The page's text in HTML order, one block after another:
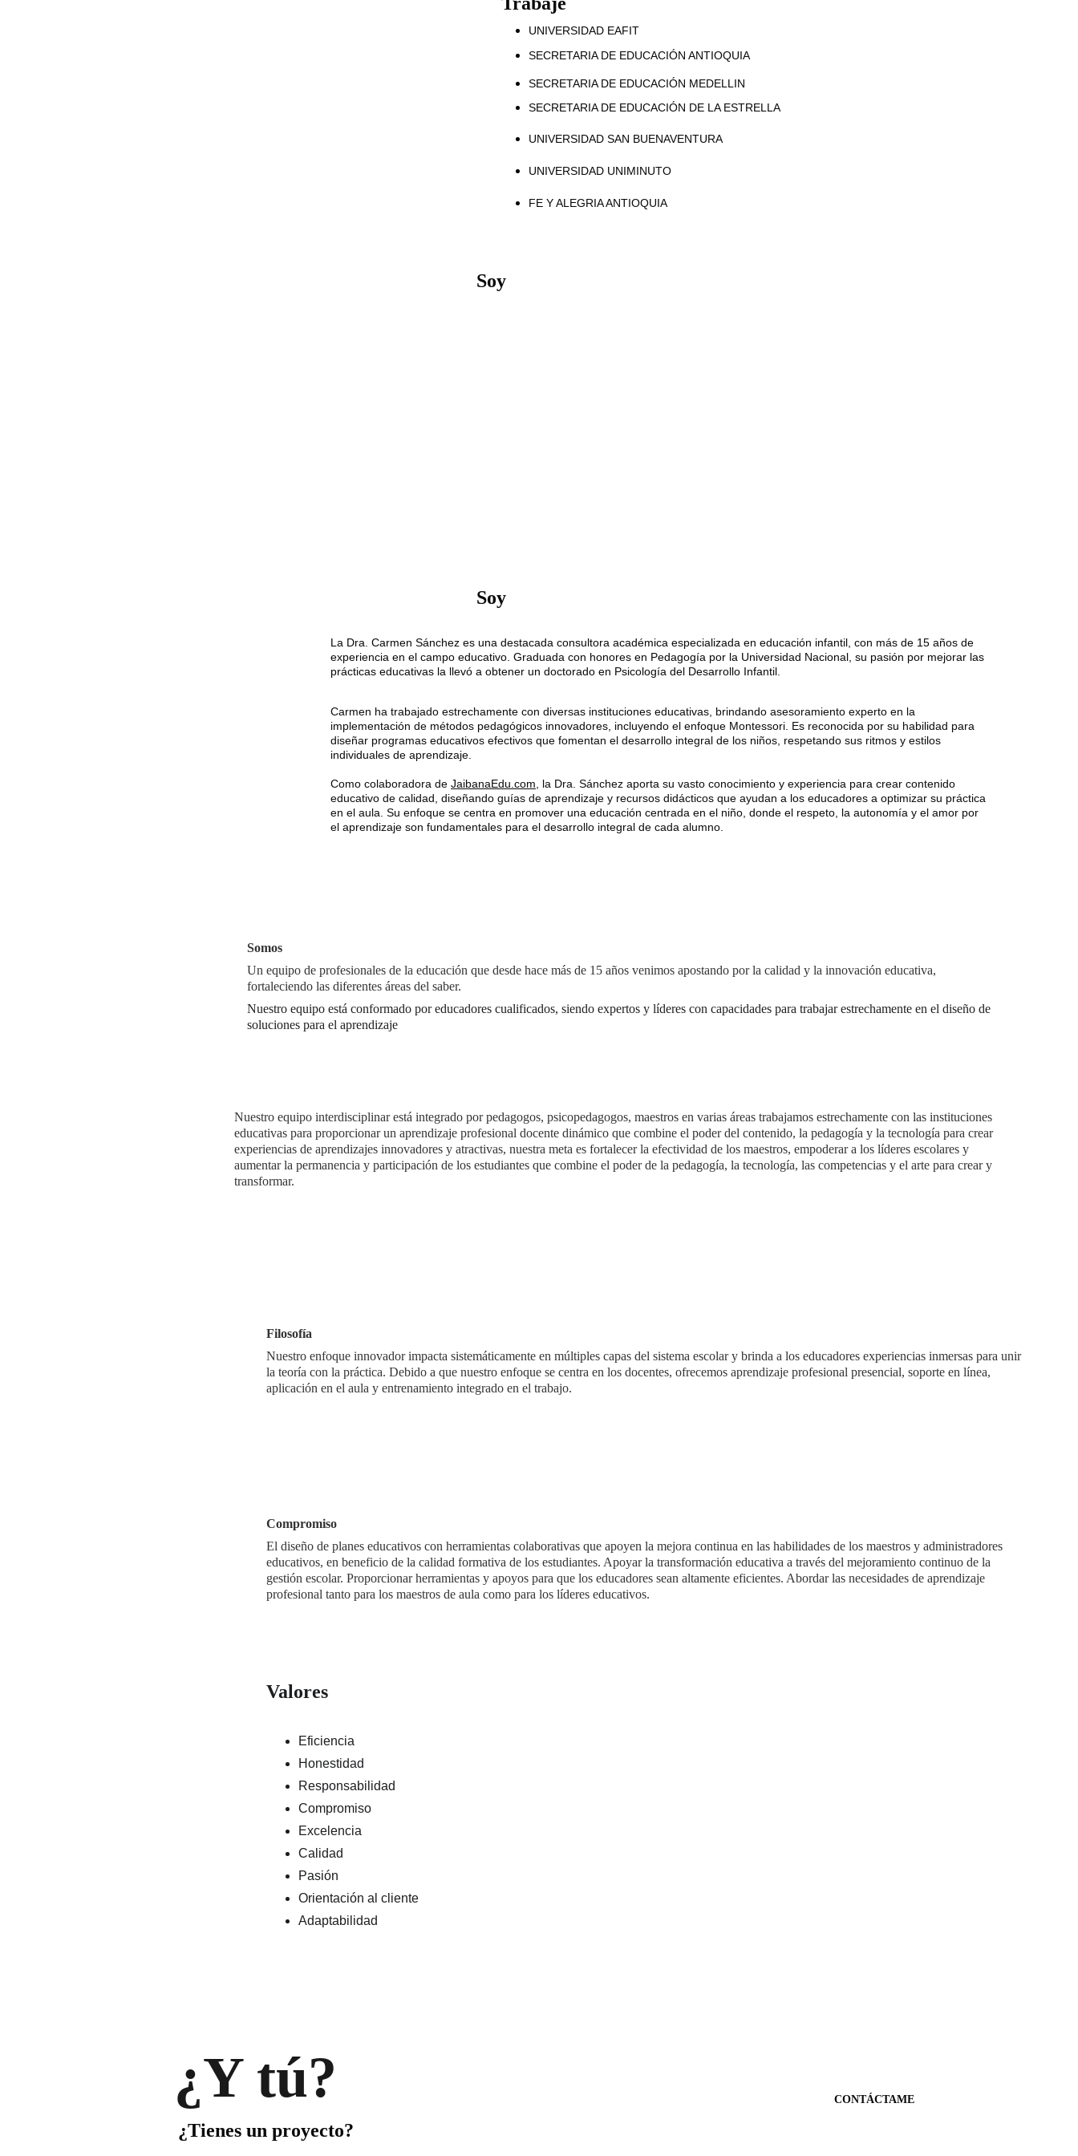
UNIVERSIDAD EAFIT
SECRETARIA DE EDUCACIÓN ANTIOQUIA
SECRETARIA DE EDUCACIÓN MEDELLIN
SECRETARIA DE EDUCACIÓN DE LA ESTRELLA
UNIVERSIDAD SAN BUENAVENTURA
UNIVERSIDAD UNIMINUTO
FE Y ALEGRIA ANTIOQUIA
Soy
La Dra. Carmen Sánchez es una destacada consultora académica especializada en educación infantil, con más de 15 años de
experiencia en el campo educativo. Graduada con honores en Pedagogía por la Universidad Nacional, su pasión por mejorar las
prácticas educativas la llevó a obtener un doctorado en Psicología del Desarrollo Infantil.
Carmen ha trabajado estrechamente con diversas instituciones educativas, brindando asesoramiento experto en la
implementación de métodos pedagógicos innovadores, incluyendo el enfoque Montessori. Es reconocida por su habilidad para
diseñar programas educativos efectivos que fomentan el desarrollo integral de los niños, respetando sus ritmos y estilos
individuales de aprendizaje.
Como colaboradora de JaibanaEdu.com , la Dra. Sánchez aporta su vasto conocimiento y experiencia para crear contenido
educativo de calidad, diseñando guías de aprendizaje y recursos didácticos que ayudan a los educadores a optimizar su práctica
en el aula. Su enfoque se centra en promover una educación centrada en el niño, donde el respeto, la autonomía y el amor por
el aprendizaje son fundamentales para el desarrollo integral de cada alumno.
Soy
Somos
Un equipo de profesionales de la educación que desde hace más de 15 años venimos apostando por la calidad y la innovación educativa,
fortaleciendo las diferentes áreas del saber.
Nuestro equipo está conformado por educadores cualificados, siendo expertos y líderes con capacidades para trabajar estrechamente en el diseño de
soluciones para el aprendizaje
Nuestro equipo interdisciplinar está integrado por pedagogos, psicopedagogos, maestros en varias áreas trabajamos estrechamente con las instituciones
educativas para proporcionar un aprendizaje profesional docente dinámico que combine el poder del contenido, la pedagogía y la tecnología para crear
experiencias de aprendizajes innovadores y atractivas, nuestra meta es fortalecer la efectividad de los maestros, empoderar a los líderes escolares y
aumentar la permanencia y participación de los estudiantes que combine el poder de la pedagogía, la tecnología, las competencias y el arte para crear y
transformar.
Filosofía
Nuestro enfoque innovador impacta sistemáticamente en múltiples capas del sistema escolar y brinda a los educadores experiencias inmersas para unir
la teoría con la práctica. Debido a que nuestro enfoque se centra en los docentes, ofrecemos aprendizaje profesional presencial, soporte en línea,
aplicación en el aula y entrenamiento integrado en el trabajo.
Valores
Eficiencia
Honestidad
Responsabilidad
Compromiso
Excelencia
Calidad
Pasión
Orientación al cliente
Adaptabilidad
Compromiso
El diseño de planes educativos con herramientas colaborativas que apoyen la mejora continua en las habilidades de los maestros y administradores
educativos, en beneficio de la calidad formativa de los estudiantes. Apoyar la transformación educativa a través del mejoramiento continuo de la
gestión escolar. Proporcionar herramientas y apoyos para que los educadores sean altamente eficientes. Abordar las necesidades de aprendizaje
profesional tanto para los maestros de aula como para los líderes educativos.
¿Y tú?
¿Tienes un proyecto?
CONTÁCTAME